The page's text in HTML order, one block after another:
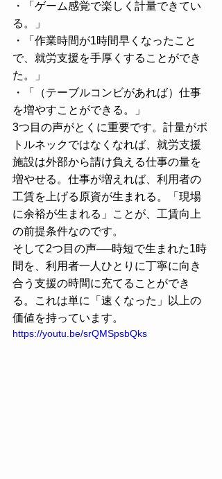
・「ゲーム感覚で楽しく計量できてい
る。」
・「作業時間が1時間早くなったこと
で、就労支援を手厚くすることができ
た。」
・「（テーブルコンビがあれば）仕事
を増やすことができる。」
3つ目の声がとくに重要です。計量がボ
トルネックではなくなれば、就労支援
施設は外部から請け負える仕事の量を
増やせる。仕事が増えれば、利用者の
工賃を上げる原資が生まれる。「現場
に余裕が生まれる」ことが、工賃向上
の前提条件なのです。
そして2つ目の声──時短で生まれた1時
間を、利用者一人ひとりに丁寧に向き
合う支援の時間に充てることができ
る。これは単に「速くなった」以上の
価値を持っています。
https://youtu.be/srQMSpsbQks